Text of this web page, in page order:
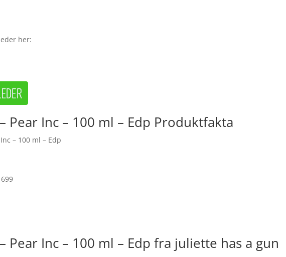
her:
Pear Inc – 100 ml – Edp Produktfakta
– 100 ml – Edp
Pear Inc – 100 ml – Edp fra juliette has a gun